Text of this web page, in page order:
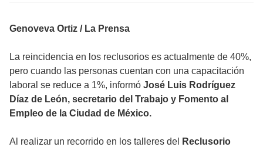
Genoveva Ortiz / La Prensa
La reincidencia en los reclusorios es actualmente de 40%,
pero cuando las personas cuentan con una capacitación
laboral se reduce a 1%, informó José Luis Rodríguez
Díaz de León, secretario del Trabajo y Fomento al
Empleo de la Ciudad de México.
Al realizar un recorrido en los talleres del
Reclusorio